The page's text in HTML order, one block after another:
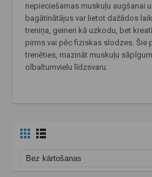
nepieciešamas muskuļu augšanai
bagātinātājus var lietot dažādos
treniņa, geineri kā uzkodu, bet
pirms vai pēc fiziskas slodzes. Šie
trenēties, mazināt muskuļu
olbaltumvielu līdzsvaru.